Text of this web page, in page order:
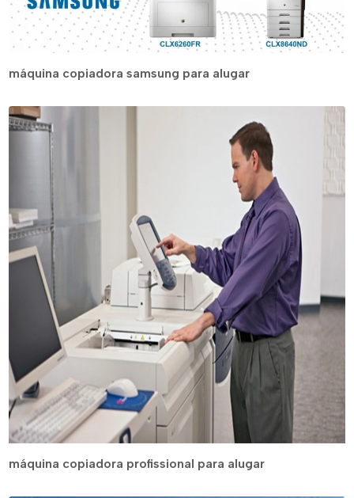
máquina copiadora samsung para alugar
máquina copiadora profissional para alugar